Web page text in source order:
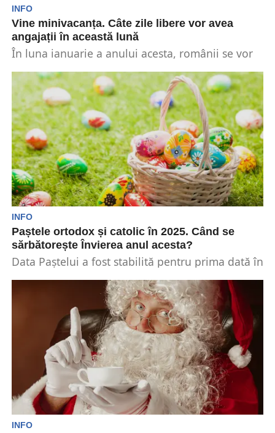
INFO
Vine minivacanța. Câte zile libere vor avea
angajații în această lună
În luna ianuarie a anului acesta, românii se vor
INFO
Paștele ortodox și catolic în 2025. Când se
sărbătorește Învierea anul acesta?
Data Paștelui a fost stabilită pentru prima dată în
INFO